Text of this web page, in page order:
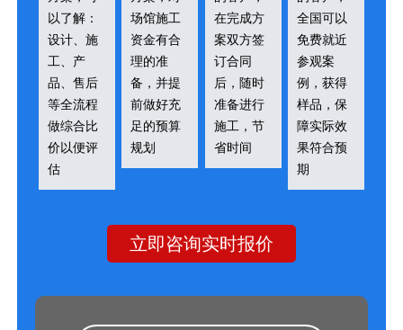
以了解：
设计、施
工、产
品、售后
等全流程
做综合比
价以便评
估
场馆施工
资金有合
理的准
备，并提
前做好充
足的预算
规划
在完成方
案双方签
订合同
后，随时
准备进行
施工，节
省时间
全国可以
免费就近
参观案
例，获得
样品，保
障实际效
果符合预
期
立即咨询实时报价